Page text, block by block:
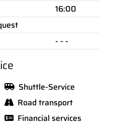
16:00
- - -
Shuttle-Service
Road transport
Financial services